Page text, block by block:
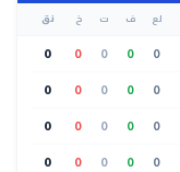
لع ف ت خ نق
0
0
0
0
0
0
0
0
0
0
0
0
0
0
0
0
0
0
0
0